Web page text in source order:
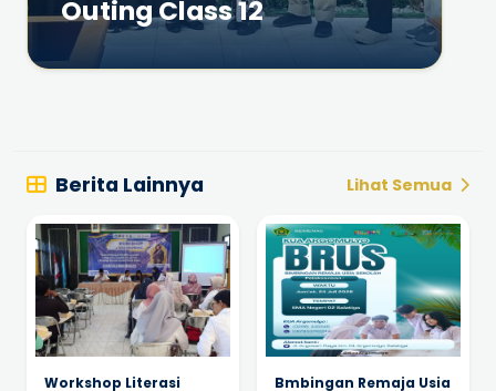
Outing Class 12
Berita Lainnya Lihat Semua
Workshop Literasi
Bmbingan Remaja Usia